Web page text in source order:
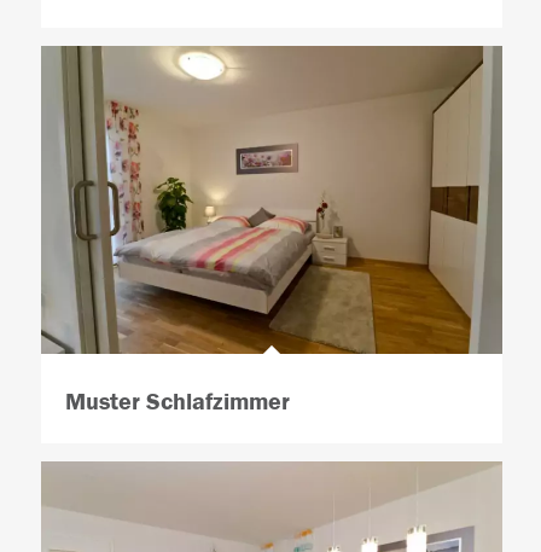
Muster Schlafzimmer